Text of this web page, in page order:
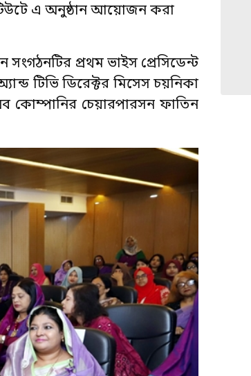
এ অনুষ্ঠান আয়োজন করা
সংগঠনটির প্রথম ভাইস প্রেসিডেন্ট
টিভি ডিরেক্টর মিসেস চয়নিকা
কোম্পানির চেয়ারপারসন ফাতিন